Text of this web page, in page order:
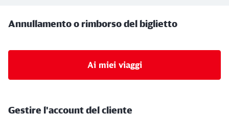
Annullamento o rimborso del biglietto
Ai miei viaggi
Gestire l'account del cliente